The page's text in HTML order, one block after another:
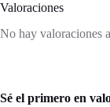
Valoraciones
No hay valoraciones
Sé el primero en